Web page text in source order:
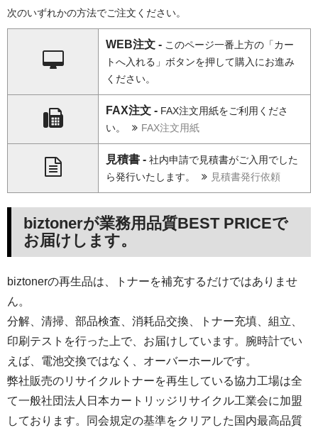
次のいずれかの方法でご注文ください。
WEB注文 - このページ一番上方の「カー
トへ入れる」ボタンを押して購入にお進み
ください。
FAX注文 - FAX注文用紙をご利用くださ
い。
FAX注文用紙
見積書 - 社内申請で見積書がご入用でした
ら発行いたします。
見積書発行依頼
biztonerが業務用品質BEST PRICEで
お届けします。
biztonerの再生品は、トナーを補充するだけではありませ
ん。
分解、清掃、部品検査、消耗品交換、トナー充填、組立、
印刷テストを行った上で、お届けしています。腕時計でい
えば、電池交換ではなく、オーバーホールです。
弊社販売のリサイクルトナーを再生している協力工場は全
て一般社団法人日本カートリッジリサイクル工業会に加盟
しております。同会規定の基準をクリアした国内最高品質